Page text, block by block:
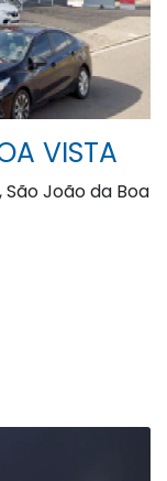
VISTA
São João da Boa